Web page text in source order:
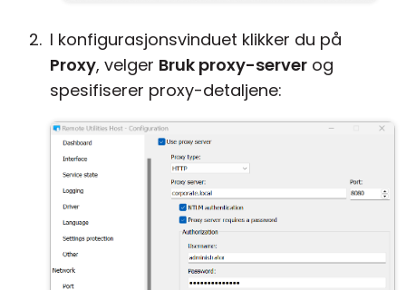
I konfigurasjonsvinduet klikker du på
Proxy, velger Bruk proxy-server og
spesifiserer proxy-detaljene: